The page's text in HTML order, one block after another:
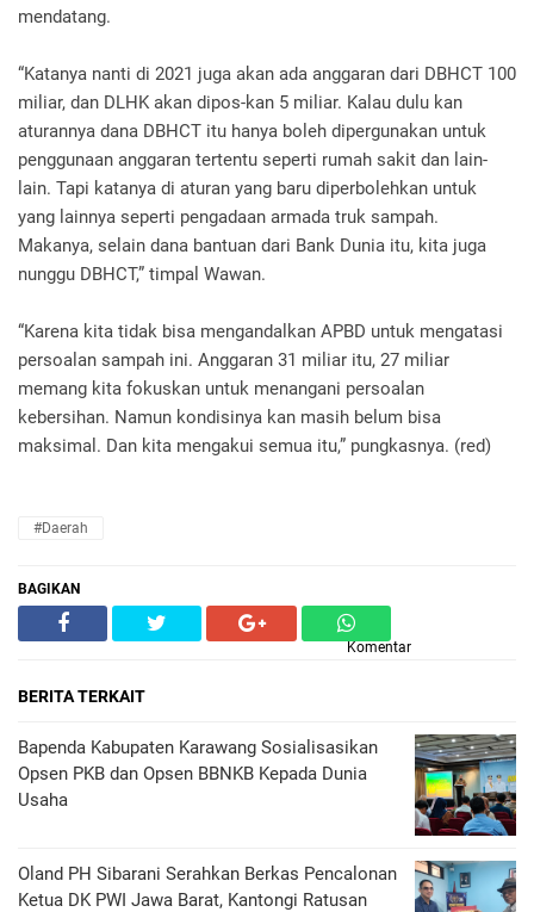
mendatang.
“Katanya nanti di 2021 juga akan ada anggaran dari DBHCT 100
miliar, dan DLHK akan dipos-kan 5 miliar. Kalau dulu kan
aturannya dana DBHCT itu hanya boleh dipergunakan untuk
penggunaan anggaran tertentu seperti rumah sakit dan lain-
lain. Tapi katanya di aturan yang baru diperbolehkan untuk
yang lainnya seperti pengadaan armada truk sampah.
Makanya, selain dana bantuan dari Bank Dunia itu, kita juga
nunggu DBHCT,” timpal Wawan.
“Karena kita tidak bisa mengandalkan APBD untuk mengatasi
persoalan sampah ini. Anggaran 31 miliar itu, 27 miliar
memang kita fokuskan untuk menangani persoalan
kebersihan. Namun kondisinya kan masih belum bisa
maksimal. Dan kita mengakui semua itu,” pungkasnya. (red)
#daerah
BAGIKAN
Komentar
BERITA TERKAIT
Bapenda Kabupaten Karawang Sosialisasikan
Opsen PKB dan Opsen BBNKB Kepada Dunia
Usaha
Oland PH Sibarani Serahkan Berkas Pencalonan
Ketua DK PWI Jawa Barat, Kantongi Ratusan